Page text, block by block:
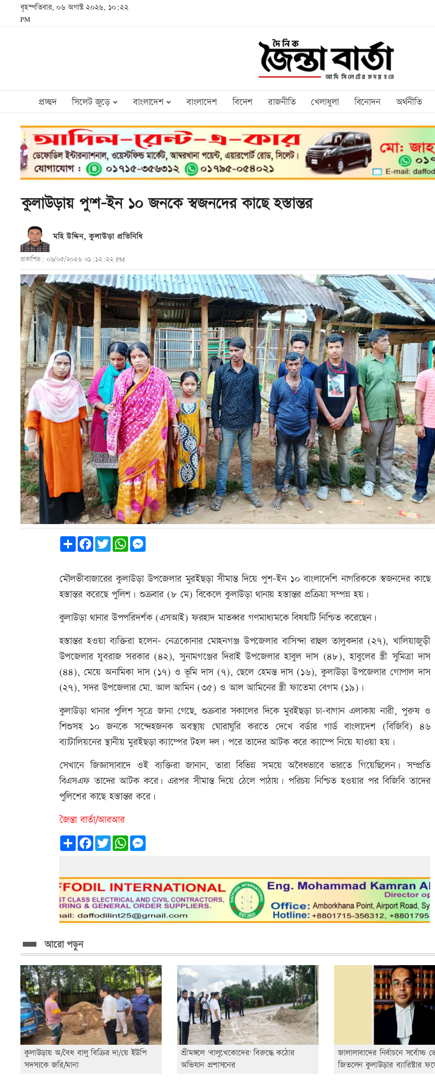
বৃহস্পতিবার, ০৬ অগাস্ট ২০২৬, ১০:২২
PM
প্রচ্ছদ সিলেট জুড়ে বাংলাদেশ বাংলাদেশ বিদেশ রাজনীতি খেলাধুলা বিনোদন অর্থনীতি
কুলাউড়ায় পু'শ-ইন ১০ জনকে স্বজনদের কাছে হস্তান্তর
মহি উদ্দিন, কুলাউড়া প্রতিনিধি
প্রকাশিত: ০৯/০৫/২০২৬ ০১:১২:২২ PM
Share FacebookTwitterWhatsAppMessenger
মৌলভীবাজারের কুলাউড়া উপজেলার মুরইছড়া সীমান্ত দিয়ে পুশ-ইন ১০ বাংলাদেশি নাগরিককে স্বজনদের কাছে
হস্তান্তর করেছে পুলিশ। শুক্রবার (৮ মে) বিকেলে কুলাউড়া থানায় হস্তান্তর প্রক্রিয়া সম্পন্ন হয়।
কুলাউড়া থানার উপপরিদর্শক (এসআই) ফরহাদ মাতব্বর গণমাধ্যমকে বিষয়টি নিশ্চিত করেছেন।
হস্তান্তর হওয়া ব্যক্তিরা হলেন- নেত্রকোনার মোহনগঞ্জ উপজেলার বাসিন্দা রাহুল তালুকদার (২৭), খালিয়াজুড়ী
উপজেলার যুবরাজ সরকার (৪২), সুনামগঞ্জের দিরাই উপজেলার হাবুল দাস (৪৮), হাবুলের স্ত্রী সুমিত্রা দাস
(৪৪), মেয়ে অনামিকা দাস (১৭) ও ভূমি দাস (৭), ছেলে হেমন্ত দাস (১৬), কুলাউড়া উপজেলার গোপাল দাস
(২৭), সদর উপজেলার মো. আল আমিন (৩৫) ও আল আমিনের স্ত্রী ফাতেমা বেগম (১৯)।
কুলাউড়া থানার পুলিশ সূত্রে জানা গেছে, শুক্রবার সকালের দিকে মুরইছড়া চা-বাগান এলাকায় নারী, পুরুষ ও
শিশুসহ ১০ জনকে সন্দেহজনক অবস্থায় ঘোরাঘুরি করতে দেখে বর্ডার গার্ড বাংলাদেশ (বিজিবি) ৪৬
ব্যাটালিয়নের স্থানীয় মুরইছড়া ক্যাম্পের টহল দল। পরে তাদের আটক করে ক্যাম্পে নিয়ে যাওয়া হয়।
সেখানে জিজ্ঞাসাবাদে ওই ব্যক্তিরা জানান, তারা বিভিন্ন সময়ে অবৈধভাবে ভারতে গিয়েছিলেন। সম্প্রতি
বিএসএফ তাদের আটক করে। এরপর সীমান্ত দিয়ে ঠেলে পাঠায়। পরিচয় নিশ্চিত হওয়ার পর বিজিবি তাদের
পুলিশের কাছে হস্তান্তর করে।
জৈন্তা বার্তা/আরআর
Share FacebookTwitterWhatsAppMessenger
আরো পড়ুন
কুলাউড়ায় অ/বৈধ বালু বিক্রির দা/য়ে ইউপি
সদস্যকে জরি/মানা
শ্রীমঙ্গলে 'বালুখেকোদের' বিরুদ্ধে কঠোর
অভিযান প্রশাসনের
জালালাবাদের নির্বাচনে সর্বোচ্চ
জিতলেন কুলাউড়ার ব্যারিস্টার